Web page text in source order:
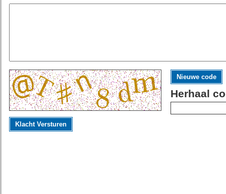
Nieuwe code
Herhaal
Klacht Versturen